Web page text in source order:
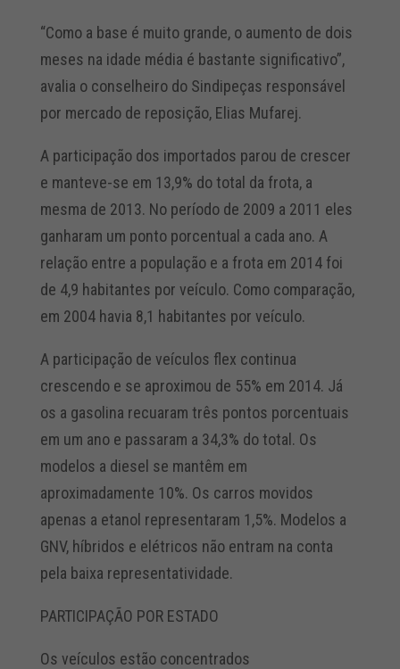
“Como a base é muito grande, o aumento de dois
meses na idade média é bastante significativo”,
avalia o conselheiro do Sindipeças responsável
por mercado de reposição, Elias Mufarej.
A participação dos importados parou de crescer
e manteve-se em 13,9% do total da frota, a
mesma de 2013. No período de 2009 a 2011 eles
ganharam um ponto porcentual a cada ano. A
relação entre a população e a frota em 2014 foi
de 4,9 habitantes por veículo. Como comparação,
em 2004 havia 8,1 habitantes por veículo.
A participação de veículos flex continua
crescendo e se aproximou de 55% em 2014. Já
os a gasolina recuaram três pontos porcentuais
em um ano e passaram a 34,3% do total. Os
modelos a diesel se mantêm em
aproximadamente 10%. Os carros movidos
apenas a etanol representaram 1,5%. Modelos a
GNV, híbridos e elétricos não entram na conta
pela baixa representatividade.
PARTICIPAÇÃO POR ESTADO
Os veículos estão concentrados